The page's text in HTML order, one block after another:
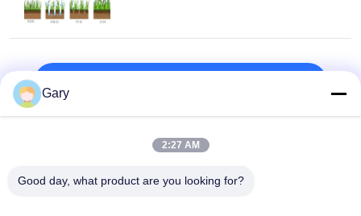
Gary
2:27 AM
Good day, what product are you looking for?